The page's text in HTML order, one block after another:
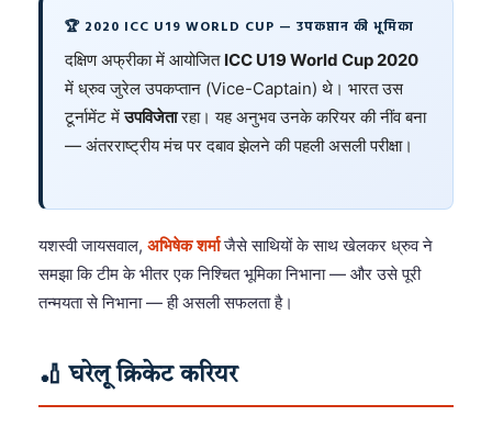
🏆 2020 ICC U19 WORLD CUP — उपकप्तान की भूमिका
दक्षिण अफ्रीका में आयोजित ICC U19 World Cup 2020
में ध्रुव जुरेल उपकप्तान (Vice-Captain) थे। भारत उस
टूर्नामेंट मेंउपविजेतारहा। यह अनुभव उनके करियर की नींव बना
— अंतरराष्ट्रीय मंच पर दबाव झेलने की पहली असली परीक्षा।
यशस्वी जायसवाल, अभिषेक शर्माजैसे साथियों के साथ खेलकर ध्रुव ने
समझा कि टीम के भीतर एक निश्चित भूमिका निभाना — और उसे पूरी
तन्मयता से निभाना — ही असली सफलता है।
🏏 घरेलू क्रिकेट करियर